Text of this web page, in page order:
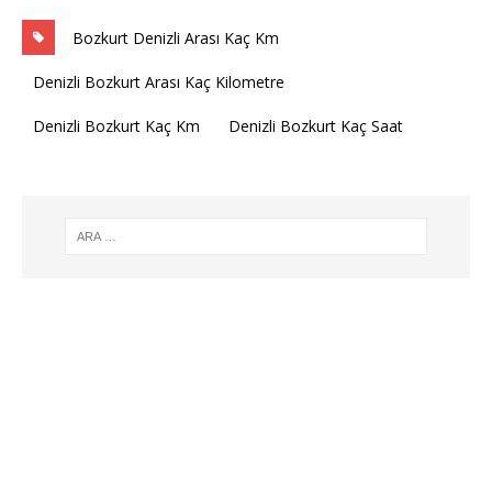
Bozkurt Denizli Arası Kaç Km
Denizli Bozkurt Arası Kaç Kilometre
Denizli Bozkurt Kaç Km Denizli Bozkurt Kaç Saat